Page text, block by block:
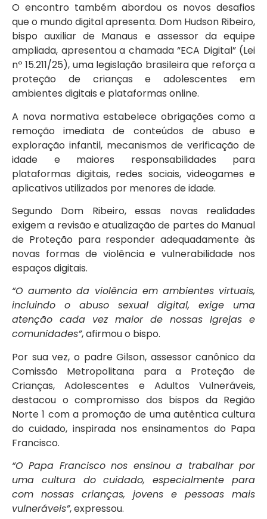
O encontro também abordou os novos desafios
que o mundo digital apresenta. Dom Hudson Ribeiro,
bispo auxiliar de Manaus e assessor da equipe
ampliada, apresentou a chamada “ECA Digital” (Lei
nº 15.211/25), uma legislação brasileira que reforça a
proteção de crianças e adolescentes em
ambientes digitais e plataformas online.
A nova normativa estabelece obrigações como a
remoção imediata de conteúdos de abuso e
exploração infantil, mecanismos de verificação de
idade e maiores responsabilidades para
plataformas digitais, redes sociais, videogames e
aplicativos utilizados por menores de idade.
Segundo Dom Ribeiro, essas novas realidades
exigem a revisão e atualização de partes do Manual
de Proteção para responder adequadamente às
novas formas de violência e vulnerabilidade nos
espaços digitais.
“O aumento da violência em ambientes virtuais,
incluindo o abuso sexual digital, exige uma
atenção cada vez maior de nossas Igrejas e
comunidades”, afirmou o bispo.
Por sua vez, o padre Gilson, assessor canônico da
Comissão Metropolitana para a Proteção de
Crianças, Adolescentes e Adultos Vulneráveis,
destacou o compromisso dos bispos da Região
Norte 1 com a promoção de uma autêntica cultura
do cuidado, inspirada nos ensinamentos do Papa
Francisco.
“O Papa Francisco nos ensinou a trabalhar por
uma cultura do cuidado, especialmente para
com nossas crianças, jovens e pessoas mais
vulneráveis”, expressou.